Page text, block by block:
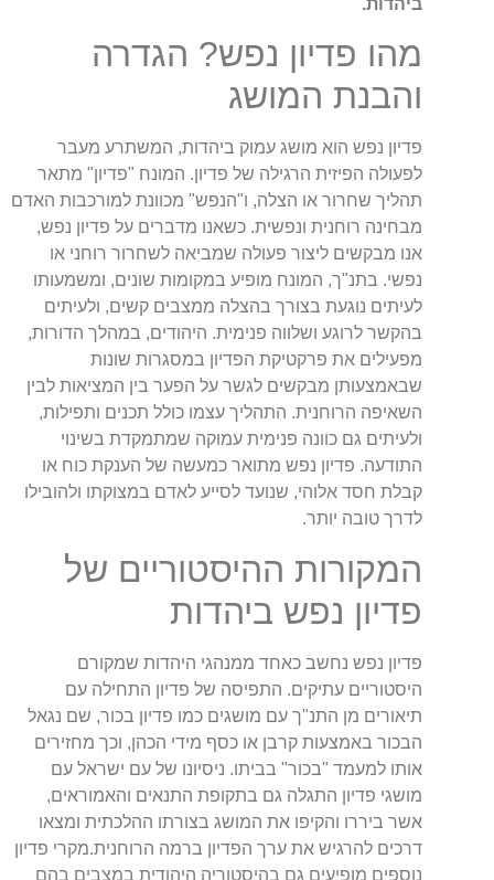
ביהדות.
מהו פדיון נפש? הגדרה
והבנת המושג
פדיון נפש הוא מושג עמוק ביהדות, המשתרע מעבר
לפעולה הפיזית הרגילה של פדיון. המונח "פדיון" מתאר
תהליך שחרור או הצלה, ו"הנפש" מכוונת למורכבות האדם
מבחינה רוחנית ונפשית. כשאנו מדברים על פדיון נפש,
אנו מבקשים ליצור פעולה שמביאה לשחרור רוחני או
נפשי. בתנ"ך, המונח מופיע במקומות שונים, ומשמעותו
לעיתים נוגעת בצורך בהצלה ממצבים קשים, ולעיתים
בהקשר לרוגע ושלווה פנימית. היהודים, במהלך הדורות,
מפעילים את פרקטיקת הפדיון במסגרות שונות
שבאמצעותן מבקשים לגשר על הפער בין המציאות לבין
השאיפה הרוחנית. התהליך עצמו כולל תכנים ותפילות,
ולעיתים גם כוונה פנימית עמוקה שמתמקדת בשינוי
התודעה. פדיון נפש מתואר כמעשה של הענקת כוח או
קבלת חסד אלוהי, שנועד לסייע לאדם במצוקתו ולהובילו
לדרך טובה יותר.
המקורות ההיסטוריים של
פדיון נפש ביהדות
פדיון נפש נחשב כאחד ממנהגי היהדות שמקורם
היסטוריים עתיקים. התפיסה של פדיון התחילה עם
תיאורים מן התנ"ך עם מושגים כמו פדיון בכור, שם נגאל
הבכור באמצעות קרבן או כסף מידי הכהן, וכך מחזירים
אותו למעמד "בכור" בביתו. ניסיונו של עם ישראל עם
מושגי פדיון התגלה גם בתקופת התנאים והאמוראים,
אשר ביררו והקיפו את המושג בצורתו ההלכתית ומצאו
דרכים להרגיש את ערך הפדיון ברמה הרוחנית.מקרי פדיון
נוספים מופיעים גם בהיסטוריה היהודית במצבים בהם